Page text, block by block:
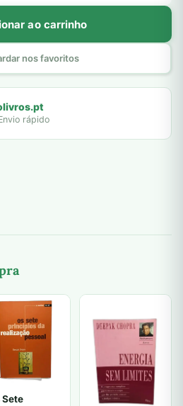
ao carrinho
nos favoritos
rápido
Sete